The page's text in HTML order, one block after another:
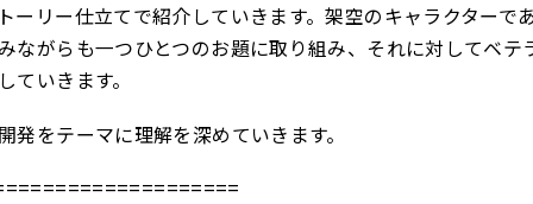
ーリー仕立てで紹介していきます。架空のキャラクターで
ながらも一つひとつのお題に取り組み、それに対してベテ
ていきます。
発をテーマに理解を深めていきます。